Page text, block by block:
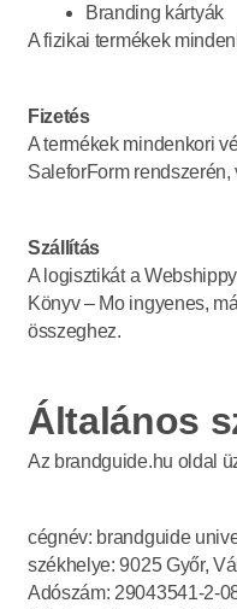
Branding kártyák
A fizikai termékek
Fizetés
A termékek mindenkori
SaleforForm
Szállítás
A logisztikát a
Könyv – Mo ingyenes,
összeghez.
Általános
Az brandguide.hu oldal
cégnév: brandguide
székhelye: 9025 Győr,
Adószám: 29043541-2-